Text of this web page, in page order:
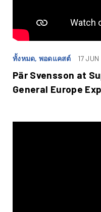
ทั้งหมด, พอดแคสต์ 17
Pär Svensson at
General Europe